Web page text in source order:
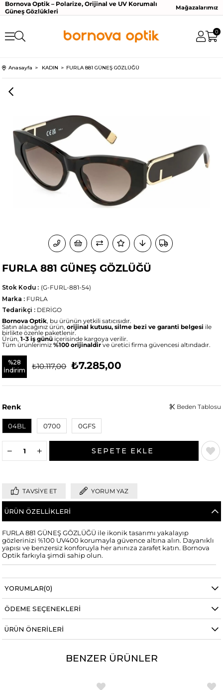
Bornova Optik – Polarize, Orijinal ve UV Korumalı
Güneş Gözlükleri
Mağazalarımız
0
Anasayfa KADIN FURLA 881 GÜNEŞ GÖZLÜĞÜ
FURLA 881 GÜNEŞ GÖZLÜĞÜ
(G-FURL-881-54)
Stok Kodu
Marka : FURLA
Tedarikçi : DERİGO
Bornova Optik, bu ürünün yetkili satıcısıdır.
Satın alacağınız ürün,orijinal kutusu, silme bezi ve garanti belgesi ile
birlikte özenle paketlenir.
Ürün,1-3 iş günü içerisinde kargoya verilir.
Tüm ürünlerimiz%100 orijinaldirve üretici firma güvencesi altındadır.
%28
İndirim
₺10.117,00 ₺7.285,00
Renk
04BL 0700 0GFS
Beden Tablosu
TAVSIYE ET YORUM YAZ
ÜRÜN ÖZELLIKLERI
FURLA 881 GÜNEŞ GÖZLÜĞÜ ile ikonik tasarımı yakalayıp
gözlerinizi %100 UV400 korumayla güvence altına alın. Dayanıklı
yapısı ve benzersiz konforuyla her anınıza zarafet katın. Bornova
Optik farkıyla şimdi sahip olun.
YORUMLAR(0)
ÖDEME SEÇENEKLERI
ÜRÜN ÖNERILERI
BENZER ÜRÜNLER